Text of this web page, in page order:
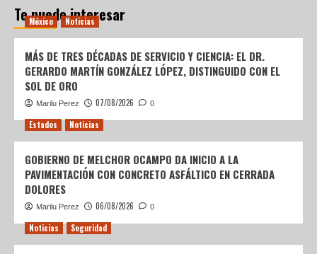
Te puede interesar
México Noticias
MÁS DE TRES DÉCADAS DE SERVICIO Y CIENCIA: EL DR.
GERARDO MARTÍN GONZÁLEZ LÓPEZ, DISTINGUIDO CON EL
SOL DE ORO
Marilu Perez 07/08/2026 0
Estados Noticias
GOBIERNO DE MELCHOR OCAMPO DA INICIO A LA
PAVIMENTACIÓN CON CONCRETO ASFÁLTICO EN CERRADA
DOLORES
Marilu Perez 06/08/2026 0
Noticias Seguridad